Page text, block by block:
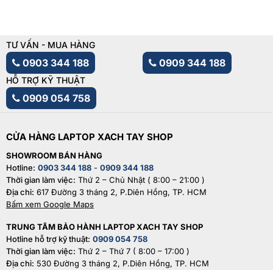
TƯ VẤN - MUA HÀNG
0903 344 188 0909 344 188
HỖ TRỢ KỸ THUẬT
0909 054 758
CỬA HÀNG LAPTOP XACH TAY SHOP
SHOWROOM BÁN HÀNG
Hotline: 0903 344 188 - 0909 344 188
Thời gian làm việc: Thứ 2 – Chủ Nhật ( 8:00 – 21:00 )
Địa chỉ: 617 Đường 3 tháng 2, P.Diên Hồng, TP. HCM
Bấm xem Google Maps
TRUNG TÂM BẢO HÀNH LAPTOP XACH TAY SHOP
Hotline hỗ trợ kỹ thuật: 0909 054 758
Thời gian làm việc: Thứ 2 – Thứ 7 ( 8:00 – 17:00 )
Địa chỉ: 530 Đường 3 tháng 2, P.Diên Hồng, TP. HCM